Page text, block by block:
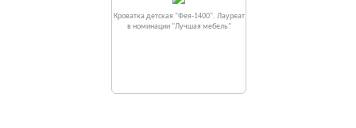
Кроватка детская "Фея-1400". Лауреат
в номинации "Лучшая мебель"